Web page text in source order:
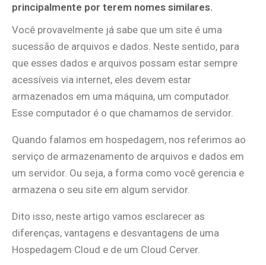
principalmente por terem nomes similares.
Você provavelmente já sabe que um site é uma
sucessão de arquivos e dados. Neste sentido, para
que esses dados e arquivos possam estar sempre
acessíveis via internet, eles devem estar
armazenados em uma máquina, um computador.
Esse computador é o que chamamos de servidor.
Quando falamos em hospedagem, nos referimos ao
serviço de armazenamento de arquivos e dados em
um servidor. Ou seja, a forma como você gerencia e
armazena o seu site em algum servidor.
Dito isso, neste artigo vamos esclarecer as
diferenças, vantagens e desvantagens de uma
Hospedagem Cloud e de um Cloud Cerver.